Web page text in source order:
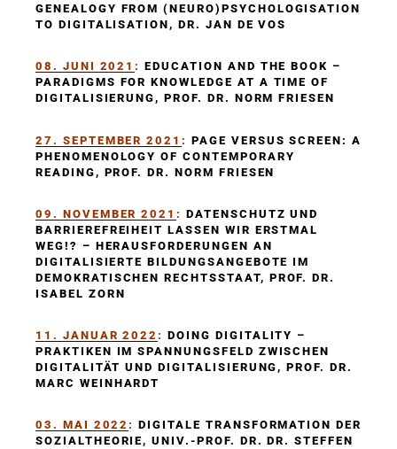
GENEALOGY FROM (NEURO)PSYCHOLOGISATION
TO DIGITALISATION, DR. JAN DE VOS
08. JUNI 2021: EDUCATION AND THE BOOK –
PARADIGMS FOR KNOWLEDGE AT A TIME OF
DIGITALISIERUNG, PROF. DR. NORM FRIESEN
27. SEPTEMBER 2021: PAGE VERSUS SCREEN: A
PHENOMENOLOGY OF CONTEMPORARY
READING, PROF. DR. NORM FRIESEN
09. NOVEMBER 2021: DATENSCHUTZ UND
BARRIEREFREIHEIT LASSEN WIR ERSTMAL
WEG!? – HERAUSFORDERUNGEN AN
DIGITALISIERTE BILDUNGSANGEBOTE IM
DEMOKRATISCHEN RECHTSSTAAT, PROF. DR.
ISABEL ZORN
11. JANUAR 2022: DOING DIGITALITY –
PRAKTIKEN IM SPANNUNGSFELD ZWISCHEN
DIGITALITÄT UND DIGITALISIERUNG, PROF. DR.
MARC WEINHARDT
03. MAI 2022: DIGITALE TRANSFORMATION DER
SOZIALTHEORIE, UNIV.-PROF. DR. DR. STEFFEN